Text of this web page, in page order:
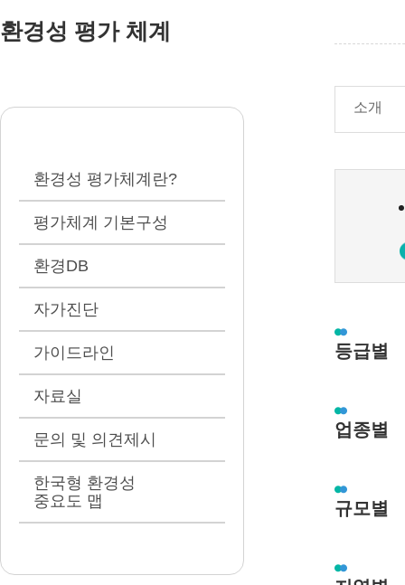
환경성 평가 체계
환경성 평가체계란?
평가체계 기본구성
환경DB
자가진단
가이드라인
자료실
문의 및 의견제시
한국형 환경성
중요도 맵
소개
등급별
업종별
규모별